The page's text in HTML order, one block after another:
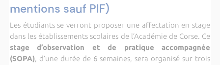
mentions sauf PIF)
Les étudiants se verront proposer une affectation en stage
dans les établissements scolaires de l’Académie de Corse. Ce
stage d’observation et de pratique accompagnée
(SOPA), d’une durée de 6 semaines, sera organisé sur trois